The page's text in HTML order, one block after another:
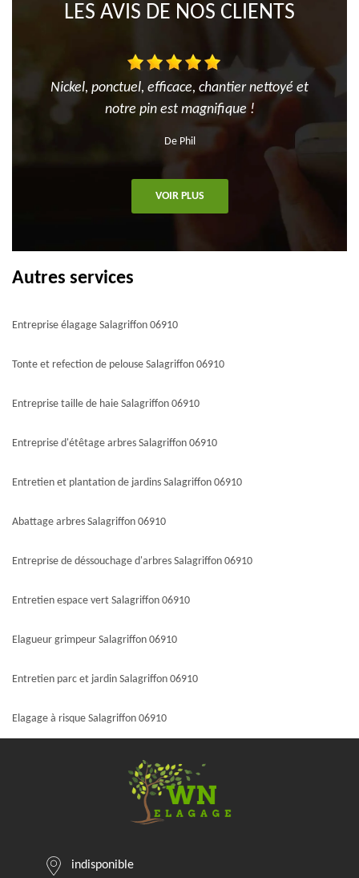
LES AVIS DE NOS CLIENTS
Nickel, ponctuel, efficace, chantier nettoyé et
notre pin est magnifique !
De Phil
VOIR PLUS
Autres services
Entreprise élagage Salagriffon 06910
Tonte et refection de pelouse Salagriffon 06910
Entreprise taille de haie Salagriffon 06910
Entreprise d'étêtage arbres Salagriffon 06910
Entretien et plantation de jardins Salagriffon 06910
Abattage arbres Salagriffon 06910
Entreprise de déssouchage d'arbres Salagriffon 06910
Entretien espace vert Salagriffon 06910
Elagueur grimpeur Salagriffon 06910
Entretien parc et jardin Salagriffon 06910
Elagage à risque Salagriffon 06910
indisponible